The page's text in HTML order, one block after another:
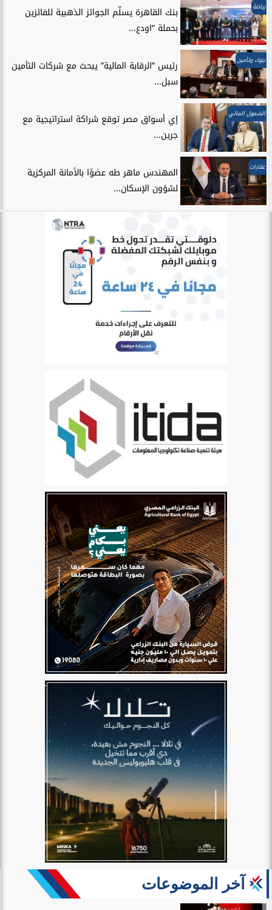
رياضة
بنك القاهرة يسلّم الجوائز الذهبية للفائزين
بحملة “اودع...
بنوك وتأمين
رئيس ”الرقابة المالية” يبحث مع شركات التأمين
سبل...
الشمول المالي
إي أسواق مصر توقع شراكة استراتيجية مع
جرين...
عقارات
المهندس ماهر طه عضوًا بالأمانة المركزية
لشؤون الإسكان...
آخر الموضوعات